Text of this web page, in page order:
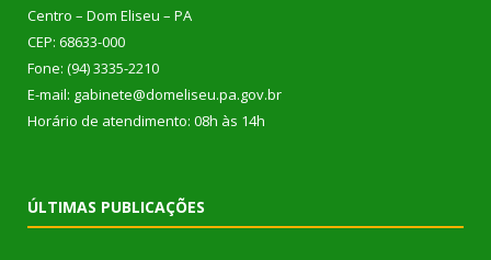
Centro – Dom Eliseu – PA
CEP: 68633-000
Fone: (94) 3335-2210
E-mail: gabinete@domeliseu.pa.gov.br
Horário de atendimento: 08h às 14h
ÚLTIMAS PUBLICAÇÕES